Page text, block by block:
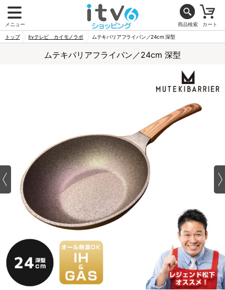
メニュー 商品検索 カート
トップ itvテレビ カイモノラボ ムテキバリアフライパン／24cm 深型
ムテキバリアフライパン／24cm 深型